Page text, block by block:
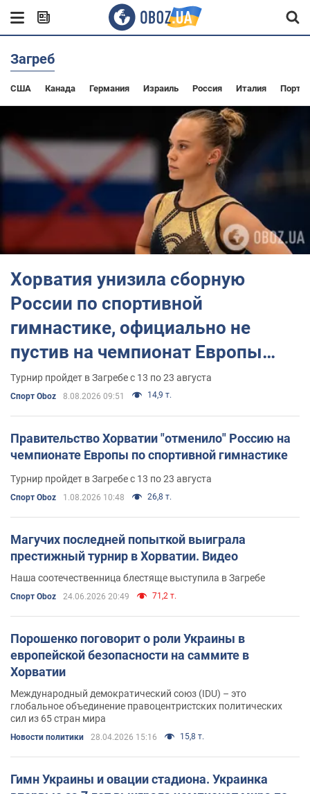
Загреб
США Канада Германия Израиль Россия Италия
Хорватия унизила сборную
России по спортивной
гимнастике, официально не
пустив на чемпионат Европы
основных спортсменов
Турнир пройдет в Загребе с 13 по 23 августа
Спорт Oboz 8.08.2026 09:51 14,9 т.
Правительство Хорватии "отменило" Россию на
чемпионате Европы по спортивной гимнастике
Турнир пройдет в Загребе с 13 по 23 августа
Спорт Oboz 1.08.2026 10:48 26,8 т.
Магучих последней попыткой выиграла
престижный турнир в Хорватии. Видео
Наша соотечественница блестяще выступила в Загребе
Спорт Oboz 24.06.2026 20:49 71,2 т.
Порошенко поговорит о роли Украины в
европейской безопасности на саммите в
Хорватии
Международный демократический союз (IDU) – это
глобальное объединение правоцентристских политических
сил из 65 стран мира
Новости политики 28.04.2026 15:16 15,8 т.
Гимн Украины и овации стадиона. Украинка